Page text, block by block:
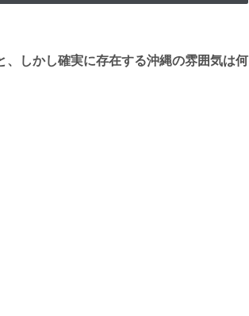
、しかし確実に存在する沖縄の雰囲気は何